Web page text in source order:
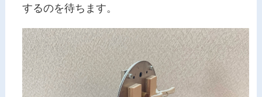
するのを待ちます。